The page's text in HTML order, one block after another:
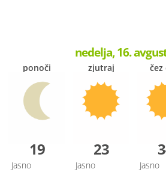
nedelja, 16.
ponoči
19
Jasno
zjutraj
23
Jasno
čez
Jasno